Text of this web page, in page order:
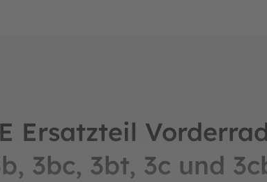
Ersatzteil
3bc, 3bt, 3c und